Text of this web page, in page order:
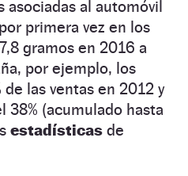
asociadas al automóvil
primera vez en los
gramos en 2016 a
por ejemplo, los
las ventas en 2012 y
38% (acumulado hasta
estadísticas de